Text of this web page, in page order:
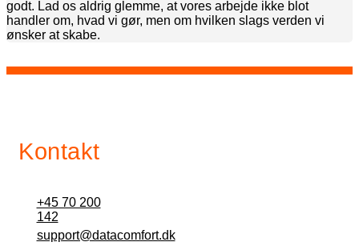
godt. Lad os aldrig glemme, at vores arbejde ikke blot
handler om, hvad vi gør, men om hvilken slags verden vi
ønsker at skabe.
Kontakt
+45 70 200
142
support@datacomfort.dk